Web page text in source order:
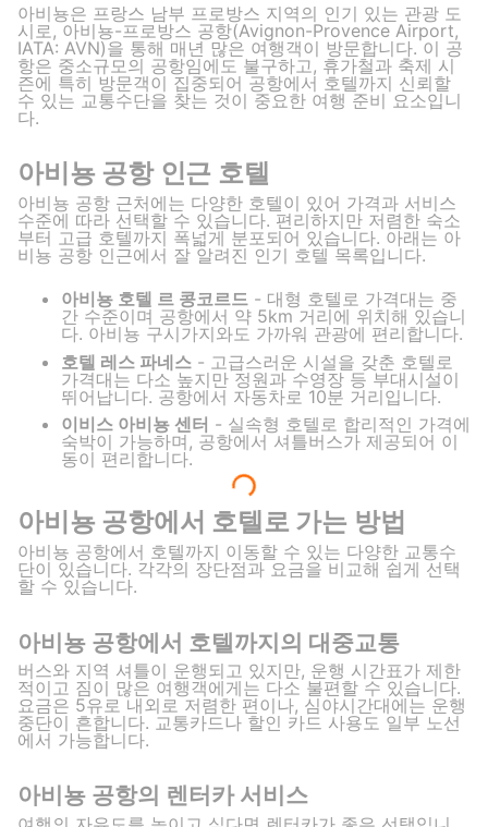
아비뇽은 프랑스 남부 프로방스 지역의 인기 있는 관광 도
시로, 아비뇽-프로방스 공항(Avignon-Provence Airport,
IATA: AVN)을 통해 매년 많은 여행객이 방문합니다. 이 공
항은 중소규모의 공항임에도 불구하고, 휴가철과 축제 시
즌에 특히 방문객이 집중되어 공항에서 호텔까지 신뢰할
수 있는 교통수단을 찾는 것이 중요한 여행 준비 요소입니
다.
아비뇽 공항 인근 호텔
아비뇽 공항 근처에는 다양한 호텔이 있어 가격과 서비스
수준에 따라 선택할 수 있습니다. 편리하지만 저렴한 숙소
부터 고급 호텔까지 폭넓게 분포되어 있습니다. 아래는 아
비뇽 공항 인근에서 잘 알려진 인기 호텔 목록입니다.
아비뇽 호텔 르 콩코르드 - 대형 호텔로 가격대는 중
간 수준이며 공항에서 약 5km 거리에 위치해 있습니
다. 아비뇽 구시가지와도 가까워 관광에 편리합니다.
호텔 레스 파네스 - 고급스러운 시설을 갖춘 호텔로
가격대는 다소 높지만 정원과 수영장 등 부대시설이
뛰어납니다. 공항에서 자동차로 10분 거리입니다.
이비스 아비뇽 센터 - 실속형 호텔로 합리적인 가격에
숙박이 가능하며, 공항에서 셔틀버스가 제공되어 이
동이 편리합니다.
아비뇽 공항에서 호텔로 가는 방법
아비뇽 공항에서 호텔까지 이동할 수 있는 다양한 교통수
단이 있습니다. 각각의 장단점과 요금을 비교해 쉽게 선택
할 수 있습니다.
아비뇽 공항에서 호텔까지의 대중교통
버스와 지역 셔틀이 운행되고 있지만, 운행 시간표가 제한
적이고 짐이 많은 여행객에게는 다소 불편할 수 있습니다.
요금은 5유로 내외로 저렴한 편이나, 심야시간대에는 운행
중단이 흔합니다. 교통카드나 할인 카드 사용도 일부 노선
에서 가능합니다.
아비뇽 공항의 렌터카 서비스